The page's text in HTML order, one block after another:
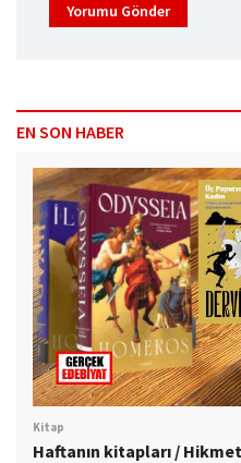
Yorumu Gönder
EN SON HABER
Kitap
Haftanın kitapları /